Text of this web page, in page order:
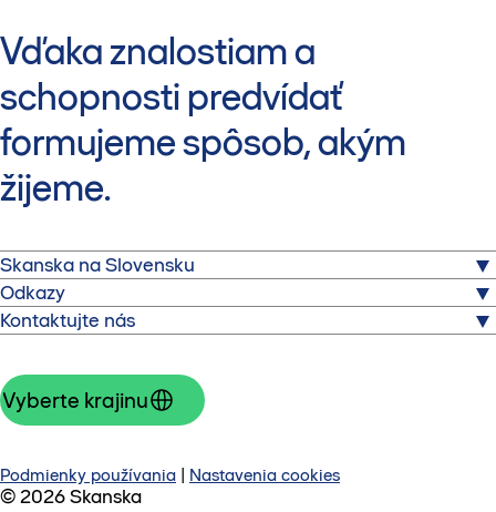
Vďaka znalostiam a
schopnosti predvídať
formujeme spôsob, akým
žijeme.
Skanska na Slovensku
Sme jednou z popredných stavebných a developerských
spoločností v Slovenskej republike, ktorá buduje,
krajine.
Odkazy
O nás
Stavajte s nami
Kontaktujte nás
Krajná 29
821 04 Bratislava
Slovenská republika
Kontaktujte nás
Zobraziť mapu
Vyberte krajinu
Podmienky používania | Nastavenia cookies
© 2026 Skanska